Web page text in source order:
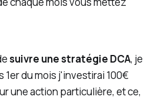
suivre une stratégie DCA, je
1er du mois j'investirai 100€
une action particulière, et ce,